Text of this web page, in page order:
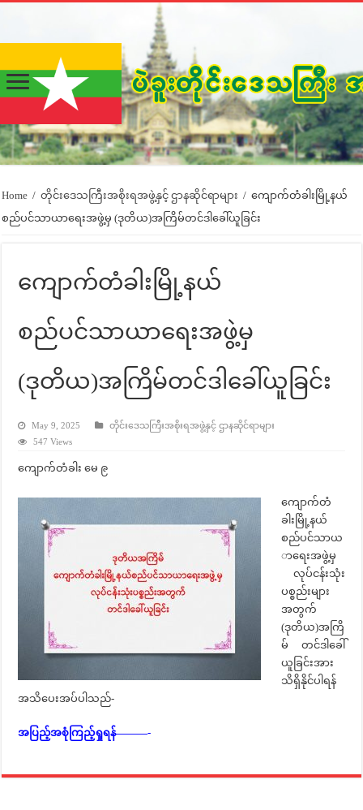
Home / တိုင်းဒေသကြီးအစိုးရအဖွဲ့နှင့် ဌာနဆိုင်ရာများ / ကျောက်တံခါးမြို့နယ်
စည်ပင်သာယာရေးအဖွဲ့မှ (ဒုတိယ)အကြိမ်တင်ဒါခေါ်ယူခြင်း
ကျောက်တံခါးမြို့နယ်
စည်ပင်သာယာရေးအဖွဲ့မှ
(ဒုတိယ)အကြိမ်တင်ဒါခေါ်ယူခြင်း
May 9, 2025
တိုင်းဒေသကြီးအစိုးရအဖွဲ့နှင့် ဌာနဆိုင်ရာများ
547 Views
ကျောက်တံခါး မေ ၉
ကျောက်တံ
ခါးမြို့နယ်
စည်ပင်သာယ
ာရေးအဖွဲ့မှ
လုပ်ငန်းသုံး
ပစ္စည်းများ
အတွက်
(ဒုတိယ)အကြိ
မ် တင်ဒါခေါ်
ယူခြင်းအား
သိရှိနိုင်ပါရန်
အသိပေးအပ်ပါသည်-
အပြည့်အစုံကြည့်ရှုရန်———-